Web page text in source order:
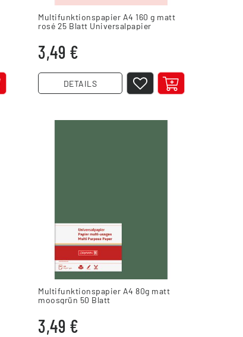
Multifunktionspapier A4 160 g matt
rosé 25 Blatt Universalpapier
3,49 €
DETAILS
Multifunktionspapier A4 80g matt
moosgrün 50 Blatt
3,49 €